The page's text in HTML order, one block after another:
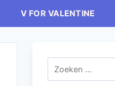
V FOR VALENTINE